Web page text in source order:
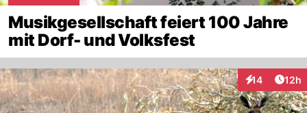
Musikgesellschaft feiert 100 Jahre
mit Dorf- und Volksfest
14
Interaktionen
12h